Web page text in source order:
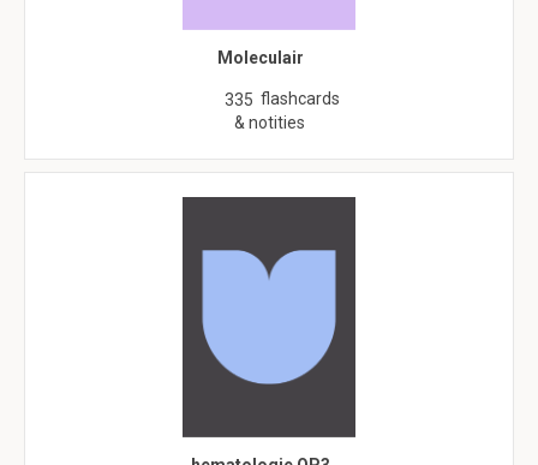
Moleculair
335 flashcards
& notities